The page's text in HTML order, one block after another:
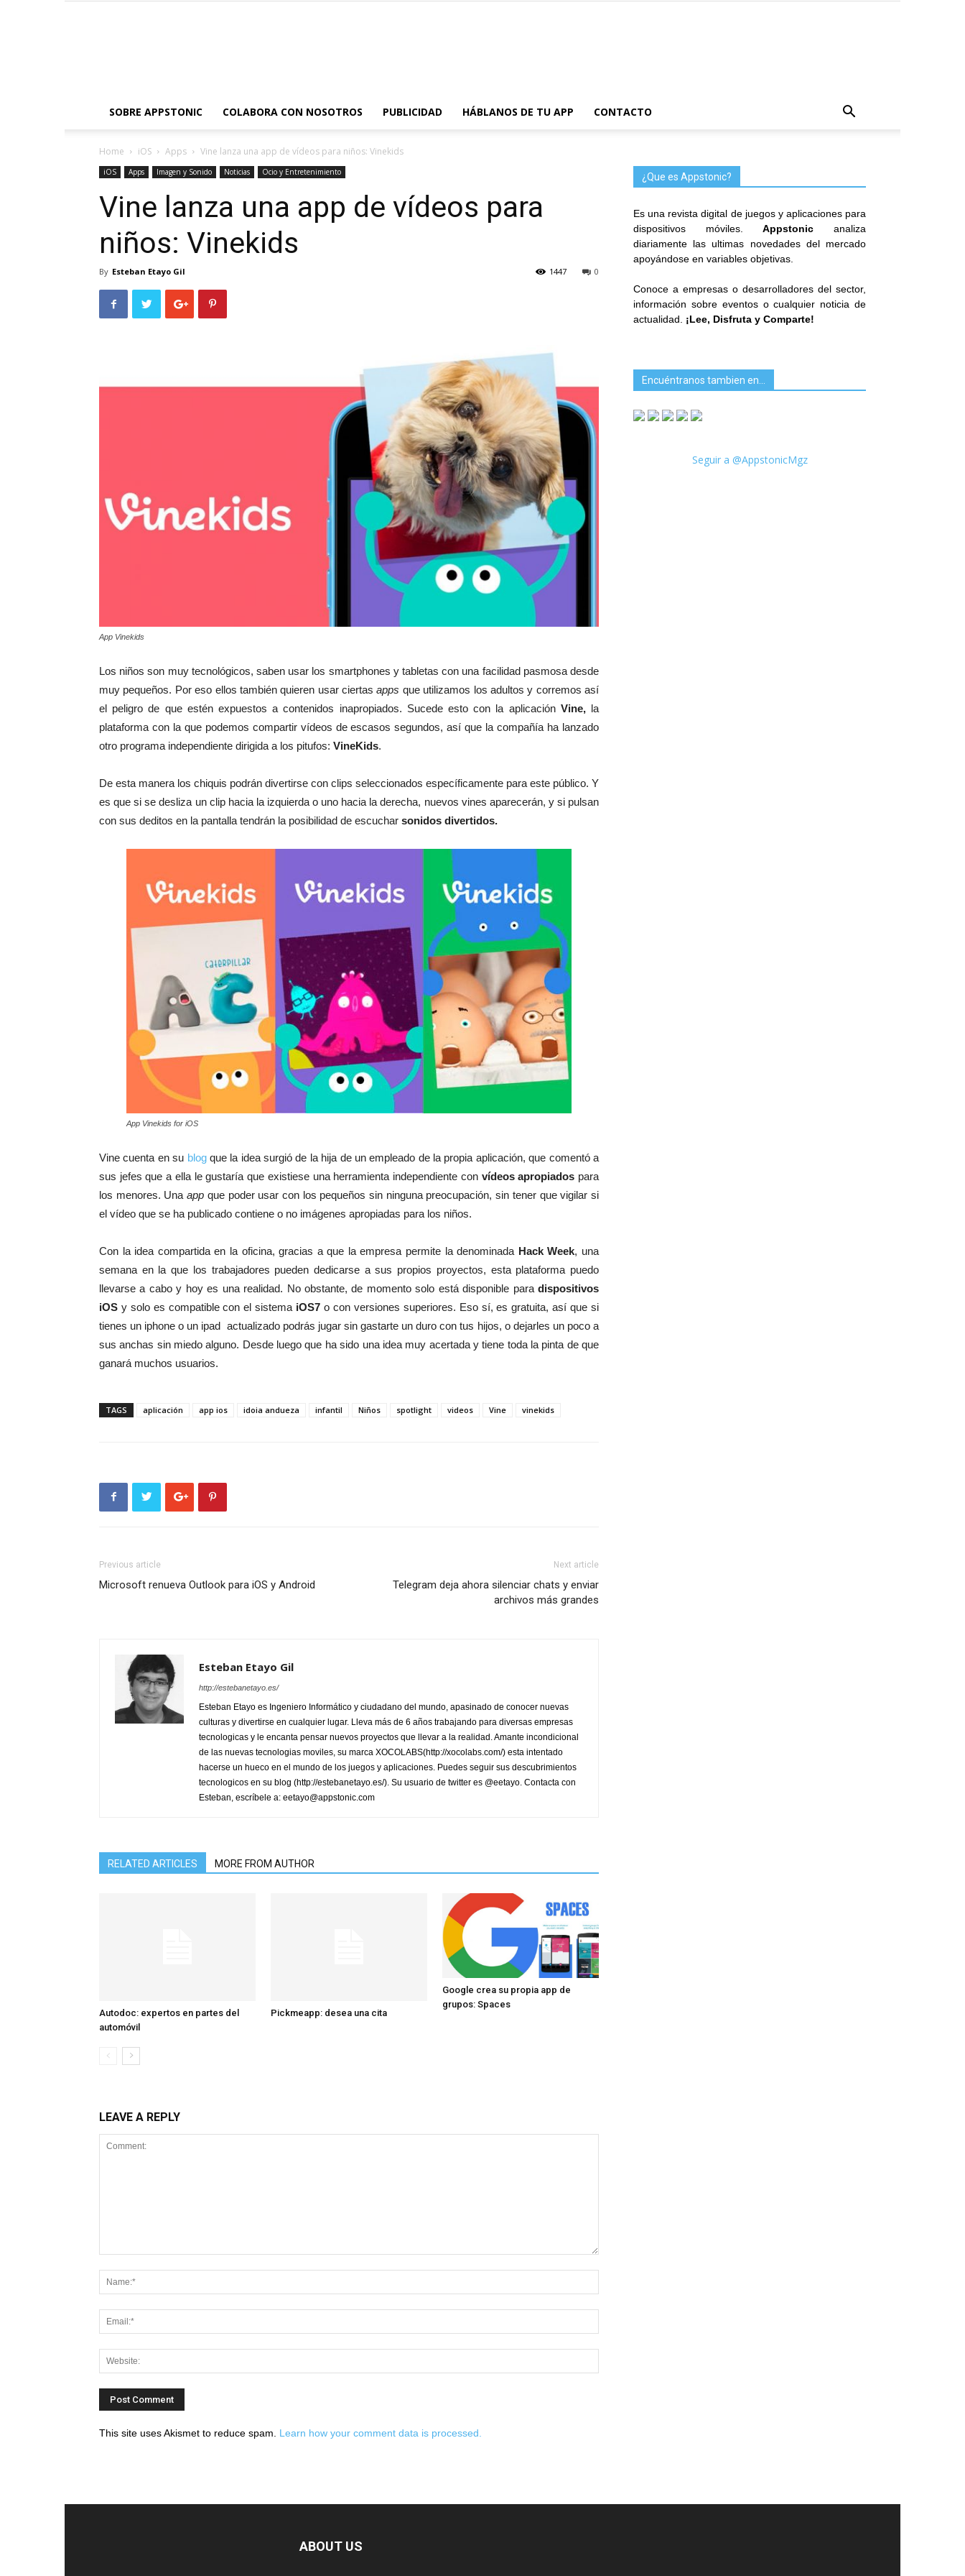
SOBRE APPSTONIC COLABORA CON NOSOTROS PUBLICIDAD HÁBLANOS DE TU APP CONTACTO
Home iOS Apps Vine lanza una app de vídeos para niños: Vinekids
iOS Apps Imagen y Sonido Noticias Ocio y Entretenimiento
Vine lanza una app de vídeos para
niños: Vinekids
By Esteban Etayo Gil 0
1447
App Vinekids
Los niños son muy tecnológicos, saben usar los smartphones y tabletas con una facilidad pasmosa desde
muy pequeños. Por eso ellos también quieren usar ciertas apps que utilizamos los adultos y corremos así
el peligro de que estén expuestos a contenidos inapropiados. Sucede esto con la aplicación Vine,la
plataforma con la que podemos compartir vídeos de escasos segundos, así que la compañía ha lanzado
otro programa independiente dirigida a los pitufos: VineKids.
De esta manera los chiquis podrán divertirse con clips seleccionados específicamente para este público. Y
es que si se desliza un clip hacia la izquierda o uno hacia la derecha, nuevos vines aparecerán, y si pulsan
con sus deditos en la pantalla tendrán la posibilidad de escuchar sonidos divertidos.
App Vinekids for iOS
Vine cuenta en su blogque la idea surgió de la hija de un empleado de la propia aplicación, que comentó a
sus jefes que a ella le gustaría que existiese una herramienta independiente convídeos apropiados para
los menores. Unaapp que poder usar con los pequeños sin ninguna preocupación, sin tener que vigilar si
el vídeo que se ha publicado contiene o no imágenes apropiadas para los niños.
Con la idea compartida en la oficina, gracias a que la empresa permite la denominada Hack Week, una
semana en la que los trabajadores pueden dedicarse a sus propios proyectos, esta plataforma puedo
llevarse a cabo y hoy es una realidad. No obstante, de momento solo está disponible para dispositivos
iOS y solo es compatible con el sistema iOS7 o con versiones superiores. Eso sí, es gratuita, así que si
tienes un iphone o un ipad actualizado podrás jugar sin gastarte un duro con tus hijos, o dejarles un poco a
sus anchas sin miedo alguno. Desde luego que ha sido una idea muy acertada y tiene toda la pinta de que
ganará muchos usuarios.
TAGS aplicación app ios idoia andueza infantil Niños spotlight videos Vine vinekids
Previous article
Microsoft renueva Outlook para iOS y Android
Next article
Telegram deja ahora silenciar chats y enviar
archivos más grandes
Esteban Etayo Gil
http://estebanetayo.es/
Esteban Etayo es Ingeniero Informático y ciudadano del mundo, apasinado de conocer nuevas
culturas y divertirse en cualquier lugar. Lleva más de 6 años trabajando para diversas empresas
tecnologicas y le encanta pensar nuevos proyectos que llevar a la realidad. Amante incondicional
de las nuevas tecnologias moviles, su marca XOCOLABS(http://xocolabs.com/) esta intentado
hacerse un hueco en el mundo de los juegos y aplicaciones. Puedes seguir sus descubrimientos
tecnologicos en su blog (http://estebanetayo.es/). Su usuario de twitter es @eetayo. Contacta con
Esteban, escríbele a: eetayo@appstonic.com
RELATED ARTICLES MORE FROM AUTHOR
Autodoc: expertos en partes del
automóvil
Pickmeapp: desea una cita
Google crea su propia app de
grupos: Spaces
LEAVE A REPLY
This site uses Akismet to reduce spam. Learn how your comment data is processed.
¿Que es Appstonic?
Es una revista digital de juegos y aplicaciones para
dispositivos móviles.Appstonic analiza
diariamente las ultimas novedades del mercado
apoyándose en variables objetivas.
Conoce a empresas o desarrolladores del sector,
información sobre eventos o cualquier noticia de
actualidad. ¡Lee, Disfruta y Comparte!
Encuéntranos tambien en…
Seguir a @AppstonicMgz
ABOUT US